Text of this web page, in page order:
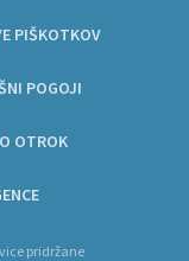
PIŠKOTKOV
POGOJI
OTROK
pridržane